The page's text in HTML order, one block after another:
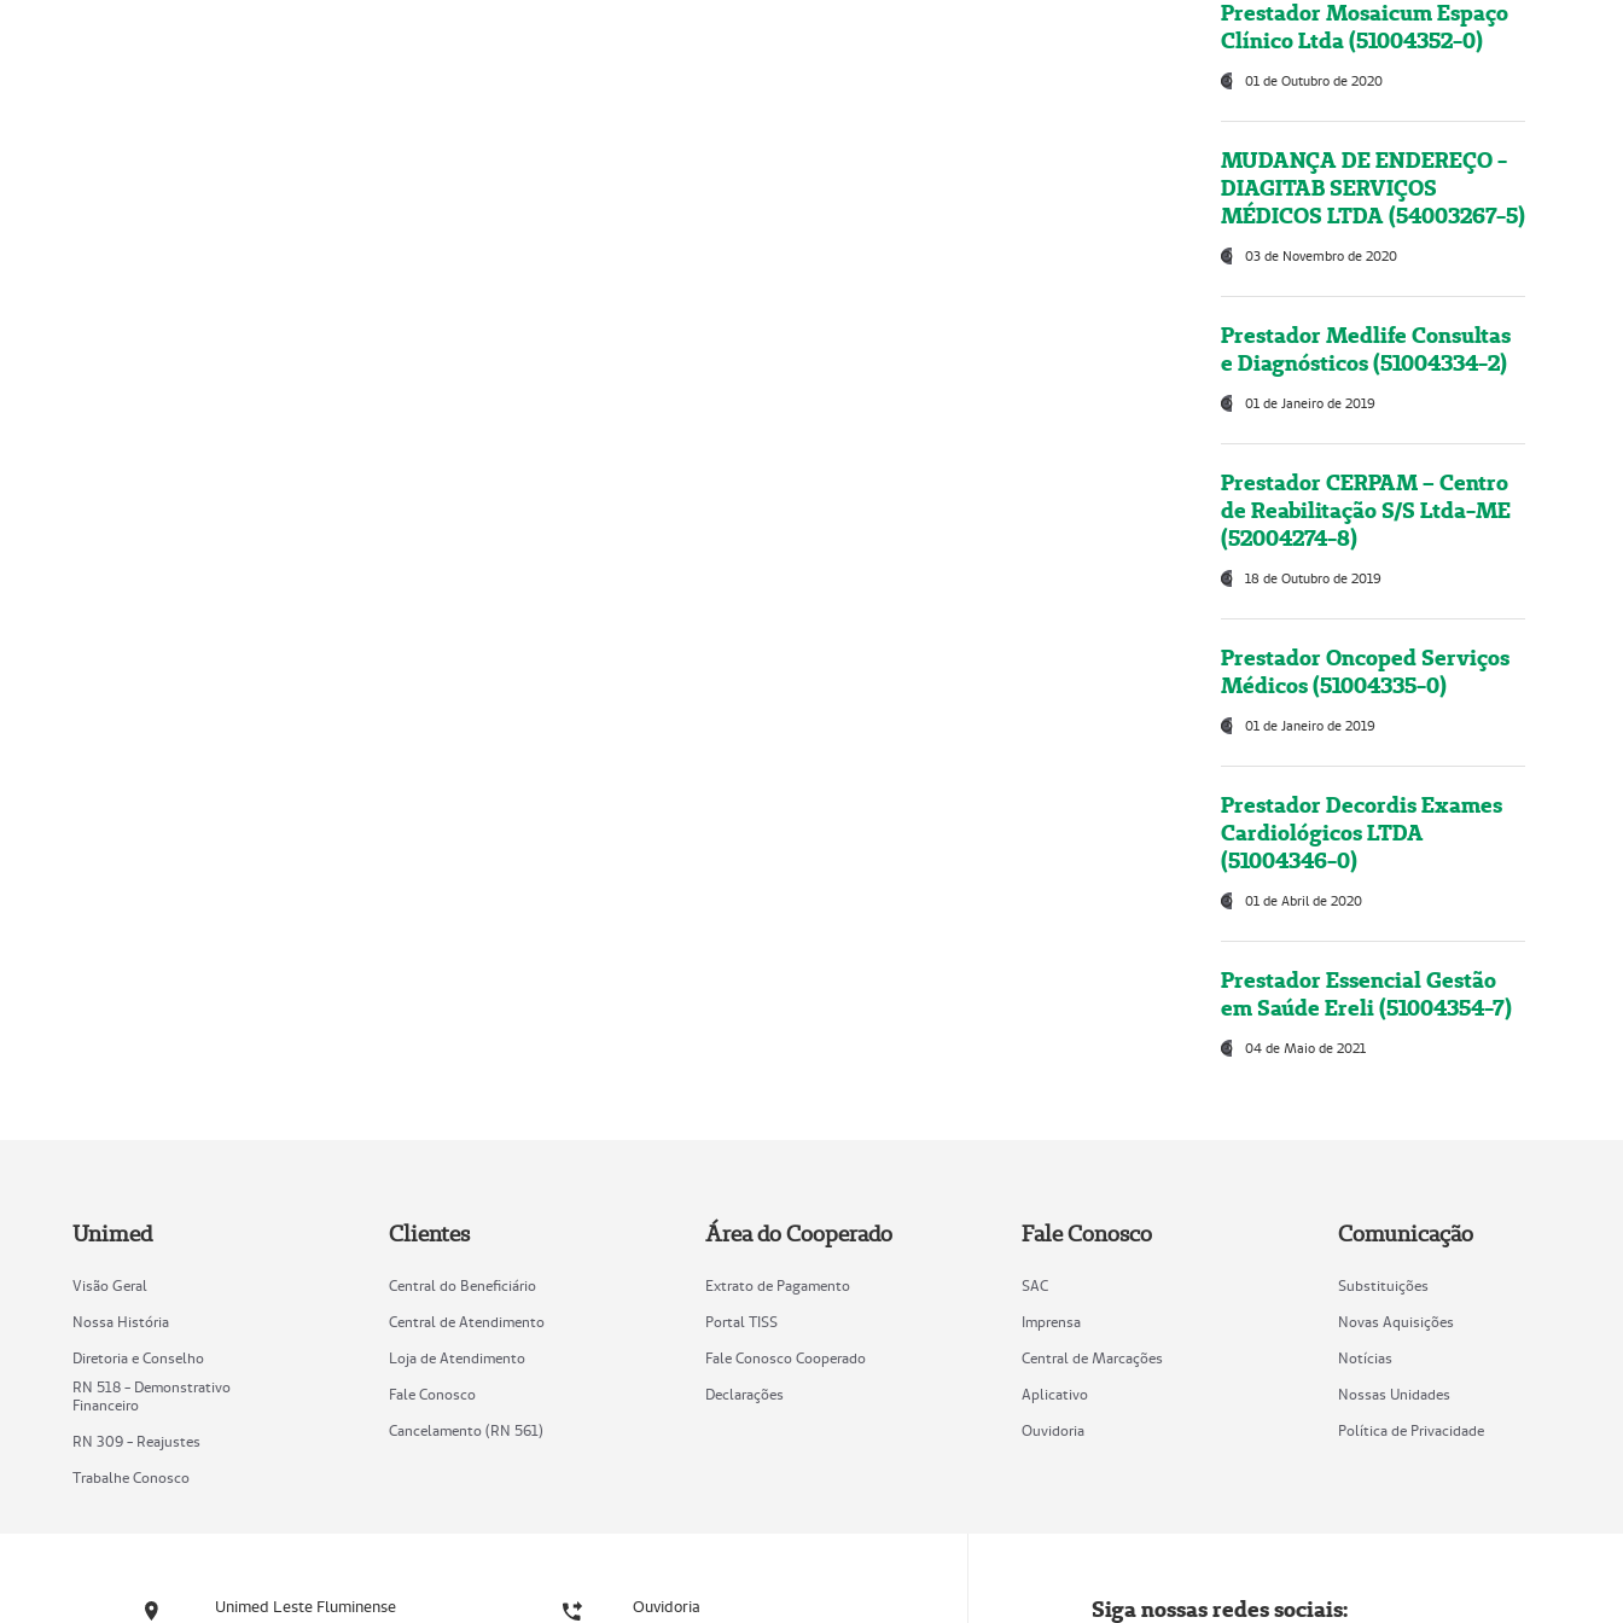
Prestador Mosaicum Espaço
Clínico Ltda (51004352-0)
01 de Outubro de 2020
MUDANÇA DE ENDEREÇO -
DIAGITAB SERVIÇOS
MÉDICOS LTDA (54003267-5)
03 de Novembro de 2020
Prestador Medlife Consultas
e Diagnósticos (51004334-2)
01 de Janeiro de 2019
Prestador CERPAM – Centro
de Reabilitação S/S Ltda-ME
(52004274-8)
18 de Outubro de 2019
Prestador Oncoped Serviços
Médicos (51004335-0)
01 de Janeiro de 2019
Prestador Decordis Exames
Cardiológicos LTDA
(51004346-0)
01 de Abril de 2020
Prestador Essencial Gestão
em Saúde Ereli (51004354-7)
04 de Maio de 2021
Unimed
Visão Geral
Nossa História
Diretoria e Conselho
RN 518 - Demonstrativo
Financeiro
RN 309 - Reajustes
Trabalhe Conosco
Clientes
Central do Beneficiário
Central de Atendimento
Loja de Atendimento
Fale Conosco
Cancelamento (RN 561)
Área do Cooperado
Extrato de Pagamento
Portal TISS
Fale Conosco Cooperado
Declarações
Fale Conosco
SAC
Imprensa
Central de Marcações
Aplicativo
Ouvidoria
Comunicação
Substituições
Novas Aquisições
Notícias
Nossas Unidades
Política de Privacidade
Unimed Leste Fluminense Ouvidoria Siga nossas redes sociais: